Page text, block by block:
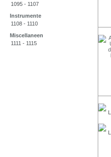
1095 - 1107
Instrumente
1108 - 1110
Miscellaneen
1111 - 1115